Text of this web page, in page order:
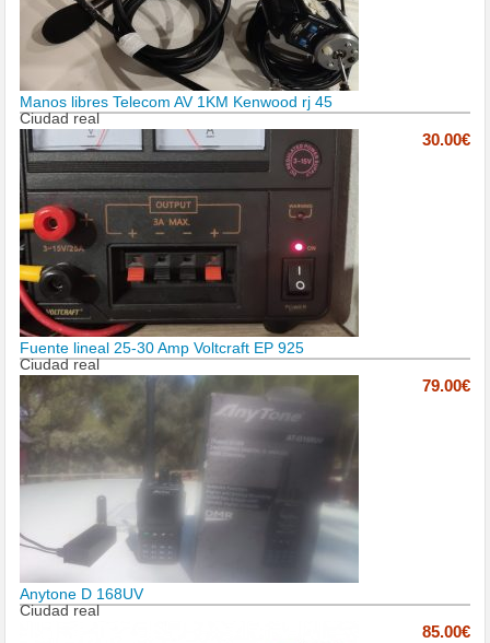
Manos libres Telecom AV 1KM Kenwood rj 45
Ciudad real
30.00€
Fuente lineal 25-30 Amp Voltcraft EP 925
Ciudad real
79.00€
Anytone D 168UV
Ciudad real
85.00€